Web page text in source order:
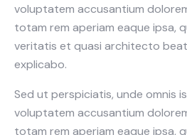
voluptatem accusantium
totam rem aperiam eaque ipsa,
veritatis et quasi architecto
explicabo.
Sed ut perspiciatis, unde omnis
voluptatem accusantium
totam rem aperiam eaque ipsa,